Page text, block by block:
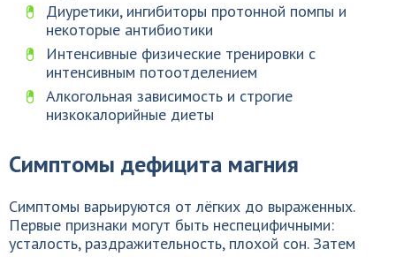
Диуретики, ингибиторы протонной помпы и
некоторые антибиотики
Интенсивные физические тренировки с
интенсивным потоотделением
Алкогольная зависимость и строгие
низкокалорийные диеты
Симптомы дефицита магния
Симптомы варьируются от лёгких до выраженных.
Первые признаки могут быть неспецифичными:
усталость, раздражительность, плохой сон. Затем